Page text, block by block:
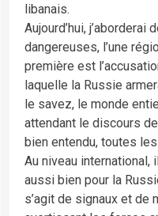
libanais.
Aujourd’hui,
dangereuses, l’une
première est
laquelle la Russie
le savez, le monde
attendant le discours
bien entendu, toutes
Au niveau
aussi bien pour la
s’agit de signaux et de